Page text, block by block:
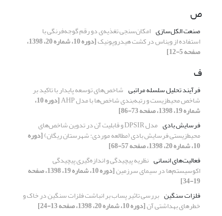
ص
صنعت الکل‌سازی امکان‌سنجی تغذیه‌ی‌ دو رقم گوجه‌فرنگی با
استفاده از ویناس در کشت هیدروپونیک [دوره 10، شماره 20، 1398،
صفحه 5-12]
ف
فرآیند تحلیل سلسله مراتبی شاخص‌های توسعه پایدار با تاکید بر
شاخص محیط‌زیست و رتبه‌بندی شاخص‌‌ها با مدل AHP [دوره 10،
شماره 19، 1398، صفحه 73-86]
فرسایش بادی
مدل DPSIR و قابلیت آن در تدوین شاخص‌های
محیط‌زیستی فرسایش بادی (مطالعه موردی: شهرستان ریگان)[دوره
10، شماره 20، 1398، صفحه 57-68]
فعالیت‌‌های انسانی نظریه پیچیدگی و اندازه‌‌گیری پیچیدگی
اکوسیستم‌‌ها در سیمای سرزمین [دوره 10، شماره 19، 1398، صفحه
19-34]
فلزات سنگین بررسی تاثیر پساب بر انباشت فلزات سنگین در خاک و
خطرهای بهداشتی آن[دوره 10، شماره 20، 1398، صفحه 13-24]